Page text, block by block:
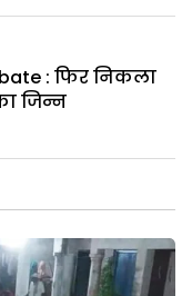
: फिर निकला
जिन्न